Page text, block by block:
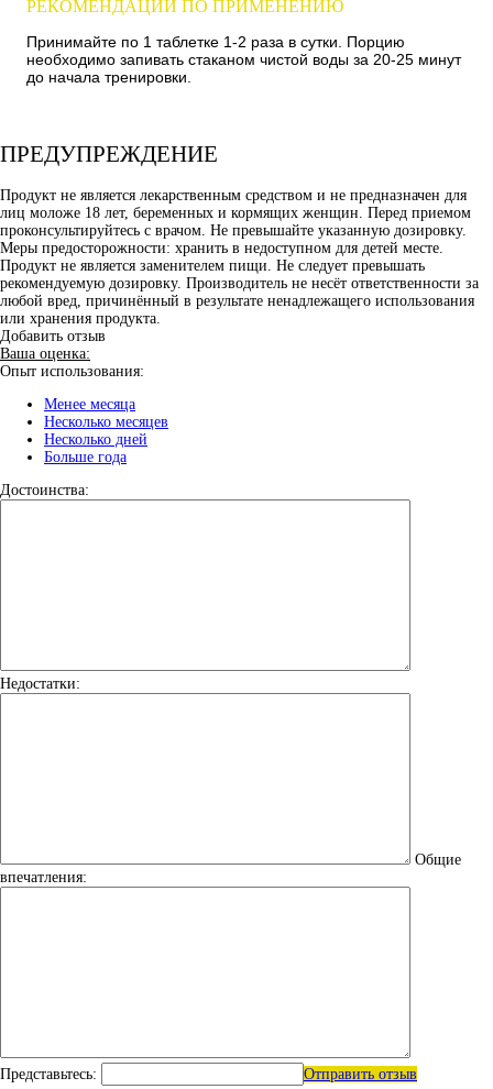
РЕКОМЕНДАЦИИ ПО ПРИМЕНЕНИЮ
Принимайте по 1 таблетке 1-2 раза в сутки. Порцию
необходимо запивать стаканом чистой воды за 20-25 минут
до начала тренировки.
ПРЕДУПРЕЖДЕНИЕ
Продукт не является лекарственным средством и не предназначен для
лиц моложе 18 лет, беременных и кормящих женщин. Перед приемом
проконсультируйтесь с врачом. Не превышайте указанную дозировку.
Меры предосторожности: хранить в недоступном для детей месте.
Продукт не является заменителем пищи. Не следует превышать
рекомендуемую дозировку. Производитель не несёт ответственности за
любой вред, причинённый в результате ненадлежащего использования
или хранения продукта.
Добавить отзыв
Ваша оценка:
Опыт использования:
Менее месяца
Несколько месяцев
Несколько дней
Больше года
Достоинства:
Недостатки:
Общие
впечатления:
Представьтесь: Отправить отзыв